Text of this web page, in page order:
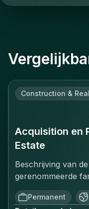
Construction &
Acquisition en
Estate
Beschrijving van
gerenommeerde
een sterke positie
zoekt een ervaren
Permanent